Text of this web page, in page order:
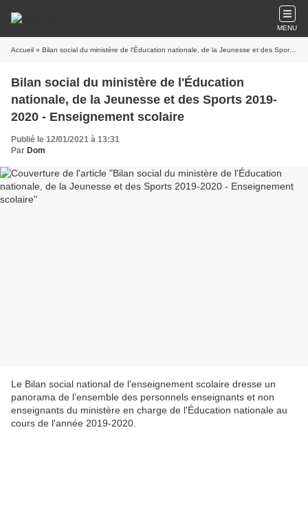
MENU
Accueil » Bilan social du ministère de l'Éducation nationale, de la Jeunesse et des Sports 2019-2020 - Enseignement scolaire
Bilan social du ministère de l'Éducation
nationale, de la Jeunesse et des Sports 2019-
2020 - Enseignement scolaire
Publié le 12/01/2021 à 13:31
Par Dom
Le Bilan social national de l’enseignement scolaire dresse un
panorama de l’ensemble des personnels enseignants et non
enseignants du ministère en charge de l'Éducation nationale au
cours de l'année 2019-2020.